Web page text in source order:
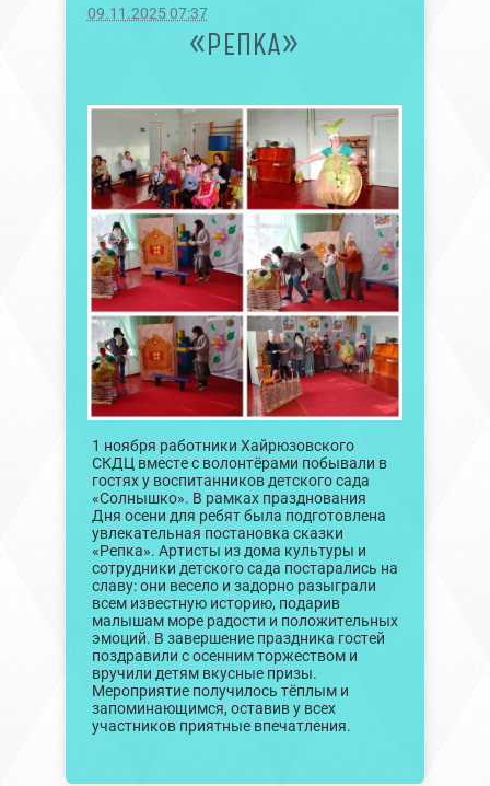
09.11.2025 07:37
«РЕПКА»
1 ноября работники Хайрюзовского
СКДЦ вместе с волонтёрами побывали в
гостях у воспитанников детского сада
«Солнышко». В рамках празднования
Дня осени для ребят была подготовлена
увлекательная постановка сказки
«Репка». Артисты из дома культуры и
сотрудники детского сада постарались на
славу: они весело и задорно разыграли
всем известную историю, подарив
малышам море радости и положительных
эмоций. В завершение праздника гостей
поздравили с осенним торжеством и
вручили детям вкусные призы.
Мероприятие получилось тёплым и
запоминающимся, оставив у всех
участников приятные впечатления.